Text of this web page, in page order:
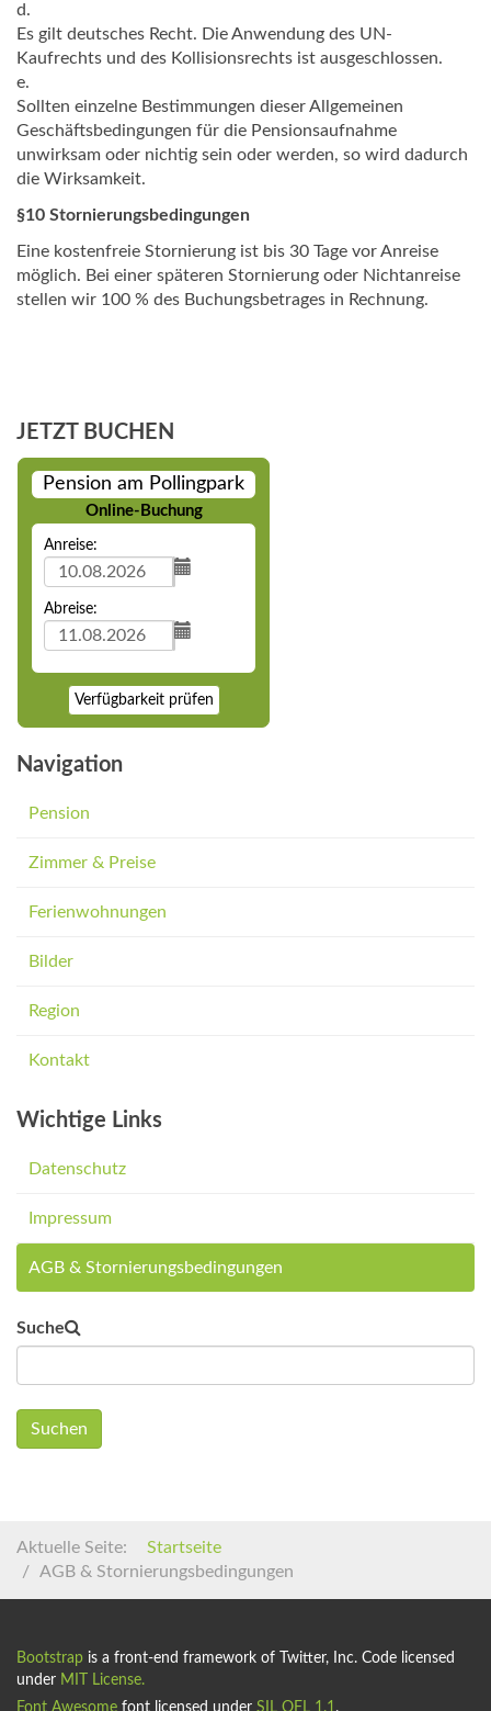
d.
Es gilt deutsches Recht. Die Anwendung des UN-
Kaufrechts und des Kollisionsrechts ist ausgeschlossen.
e.
Sollten einzelne Bestimmungen dieser Allgemeinen
Geschäftsbedingungen für die Pensionsaufnahme
unwirksam oder nichtig sein oder werden, so wird dadurch
die Wirksamkeit.
§10 Stornierungsbedingungen
Eine kostenfreie Stornierung ist bis 30 Tage vor Anreise
möglich. Bei einer späteren Stornierung oder Nichtanreise
stellen wir 100 % des Buchungsbetrages in Rechnung.
JETZT BUCHEN
Pension am Pollingpark
Online-Buchung
Anreise:
Abreise:
Verfügbarkeit prüfen
Navigation
Pension
Zimmer & Preise
Ferienwohnungen
Bilder
Region
Kontakt
Wichtige Links
Datenschutz
Impressum
AGB & Stornierungsbedingungen
Suche
Suchen
Aktuelle Seite:
Startseite
AGB & Stornierungsbedingungen
Bootstrap is a front-end framework of Twitter, Inc. Code licensed
under MIT License.
Font Awesome font licensed under SIL OFL 1.1 .